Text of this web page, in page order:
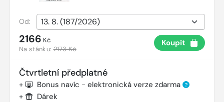
Od:
2166 Kč
Na stánku:2173 Kč
Koupit
Čtvrtletní předplatné
+ Bonus navíc - elektronická verze zdarma ?
+ Dárek